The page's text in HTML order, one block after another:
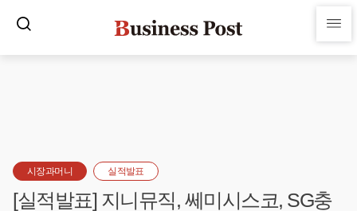
시장과머니 실적발표
[실적발표] 지니뮤직, 쎄미시스코, SG충